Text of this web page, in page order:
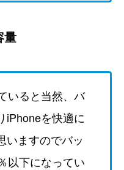
量
いると当然、バ
iPhoneを快適に
いますのでバッ
以下になってい